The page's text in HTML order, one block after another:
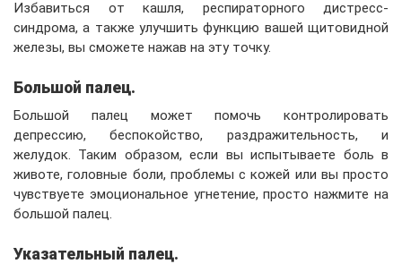
Избавиться от кашля, респираторного дистресс-
синдрома, а также улучшить функцию вашей щитовидной
железы, вы сможете нажав на эту точку.
Большой палец.
Большой палец может помочь контролировать
депрессию, беспокойство, раздражительность, и
желудок. Таким образом, если вы испытываете боль в
животе, головные боли, проблемы с кожей или вы просто
чувствуете эмоциональное угнетение, просто нажмите на
большой палец.
Указательный палец.